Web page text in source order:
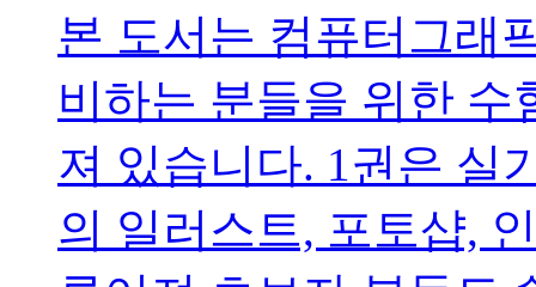
본 도서는 컴퓨터그래
비하는 분들을 위한 수
져 있습니다. 1권은 실
의 일러스트, 포토샵,